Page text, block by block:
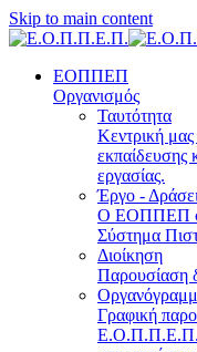
Skip to main content
ΕΟΠΠΕΠ
Οργανισμός
Ταυτότητα
Κεντρική μας
εκπαίδευσης
εργασίας.
Έργο -
Ο ΕΟΠΠΕΠ
Σύστημα
Διοίκηση
Παρουσίαση
Γραφική
Ε.Ο.Π.Π.Ε.Π.